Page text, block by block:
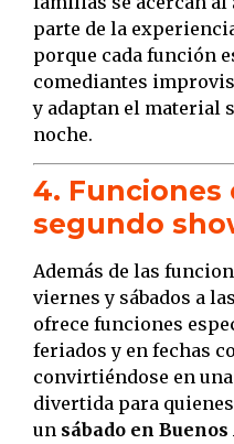
parte de la
porque cada función
comediantes
y adaptan el material
noche.
4. Funciones
segundo
Además de las
viernes y sábados a
ofrece funciones
feriados y en fechas
convirtiéndose en
divertida para
un sábado en